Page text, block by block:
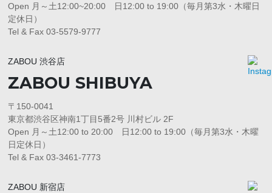
Open 月～土12:00~20:00 日12:00 to 19:00（毎月第3水・木曜日
定休日）
Tel & Fax 03-5579-9777
ZABOU 渋谷店
ZABOU SHIBUYA
〒150-0041
東京都渋谷区神南1丁目5番2号 川村ビル 2F
Open 月～土12:00 to 20:00 日12:00 to 19:00（毎月第3水・木曜
日定休日）
Tel & Fax 03-3461-7773
ZABOU 新宿店